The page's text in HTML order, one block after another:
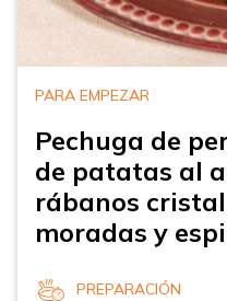
PARA EMPEZAR
Pechuga de
de patatas al
rábanos
moradas y
PREPARACIÓN